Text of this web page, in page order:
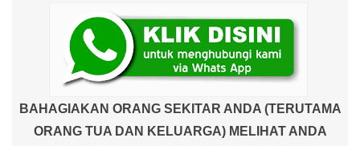
BAHAGIAKAN ORANG SEKITAR ANDA (TERUTAMA
ORANG TUA DAN KELUARGA) MELIHAT ANDA